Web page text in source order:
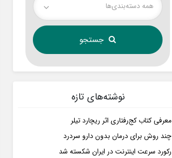
همه دسته‌بندی‌ها
نوشته‌های تازه
معرفی کتاب کج‌رفتاری اثر ریچارد تیلر
چند روش برای درمان بدون دارو سردرد
رکورد سرعت اینترنت در ایران شکسته شد